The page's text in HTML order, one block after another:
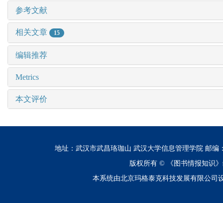
参考文献
相关文章 15
编辑推荐
Metrics
本文评价
地址：武汉市武昌珞珈山 武汉大学信息管理学院 邮编
版权所有 ©
《图书情报知识
本系统由北京玛格泰克科技发展有限公司